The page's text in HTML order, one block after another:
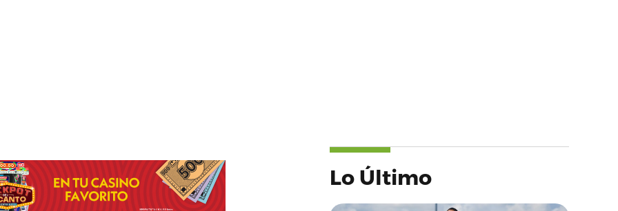
Lo Último